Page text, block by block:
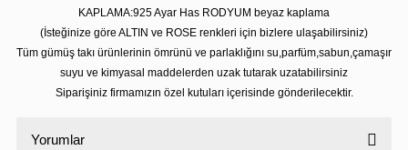
KAPLAMA:925 Ayar Has RODYUM beyaz kaplama
(İsteğinize göre ALTIN ve ROSE renkleri için bizlere ulaşabilirsiniz)
Tüm gümüş takı ürünlerinin ömrünü ve parlaklığını su,parfüm,sabun,çamaşır
suyu ve kimyasal maddelerden uzak tutarak uzatabilirsiniz
Siparişiniz firmamızın özel kutuları içerisinde gönderilecektir.
Yorumlar